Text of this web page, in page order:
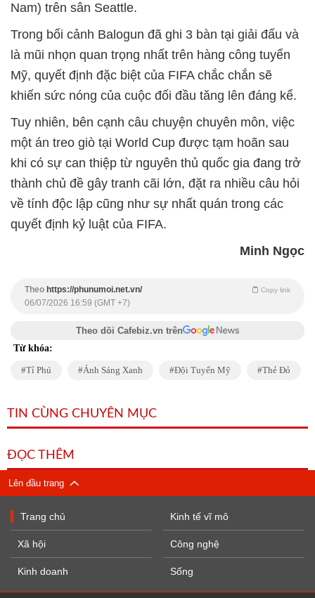
Nam) trên sân Seattle.
Trong bối cảnh Balogun đã ghi 3 bàn tại giải đấu và
là mũi nhọn quan trọng nhất trên hàng công tuyển
Mỹ, quyết định đặc biệt của FIFA chắc chắn sẽ
khiến sức nóng của cuộc đối đầu tăng lên đáng kể.
Tuy nhiên, bên cạnh câu chuyện chuyên môn, việc
một án treo giò tại World Cup được tạm hoãn sau
khi có sự can thiệp từ nguyên thủ quốc gia đang trở
thành chủ đề gây tranh cãi lớn, đặt ra nhiều câu hỏi
về tính độc lập cũng như sự nhất quán trong các
quyết định kỷ luật của FIFA.
Minh Ngọc
Theo https://phunumoi.net.vn/ Copy link
06/07/2026 16:59 (GMT +7)
Theo dõi Cafebiz.vn trên
Từ khóa:
Tỉ Phú Ánh Sáng Xanh Đội Tuyển Mỹ Thẻ Đỏ
TIN CÙNG CHUYÊN MỤC
ĐỌC THÊM
Lên đầu trang
Trang chủ
Xã hội
Kinh doanh
Kinh tế vĩ mô
Công nghệ
Sống